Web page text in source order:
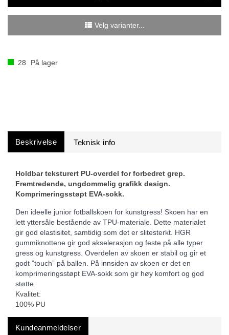
Velg varianter...
28 På lager
Beskrivelse
Holdbar teksturert PU-overdel for forbedret grep.
Fremtredende, ungdommelig grafikk design.
Komprimeringsstøpt EVA-sokk.
Den ideelle junior fotballskoen for kunstgress! Skoen har en
lett yttersåle bestående av TPU-materiale. Dette materialet
gir god elastisitet, samtidig som det er slitesterkt. HGR
gummiknottene gir god akselerasjon og feste på alle typer
gress og kunstgress. Overdelen av skoen er stabil og gir et
godt ”touch” på ballen. På innsiden av skoen er det en
komprimeringsstøpt EVA-sokk som gir høy komfort og god
støtte.
Kvalitet:
100% PU
Kundeanmeldelser